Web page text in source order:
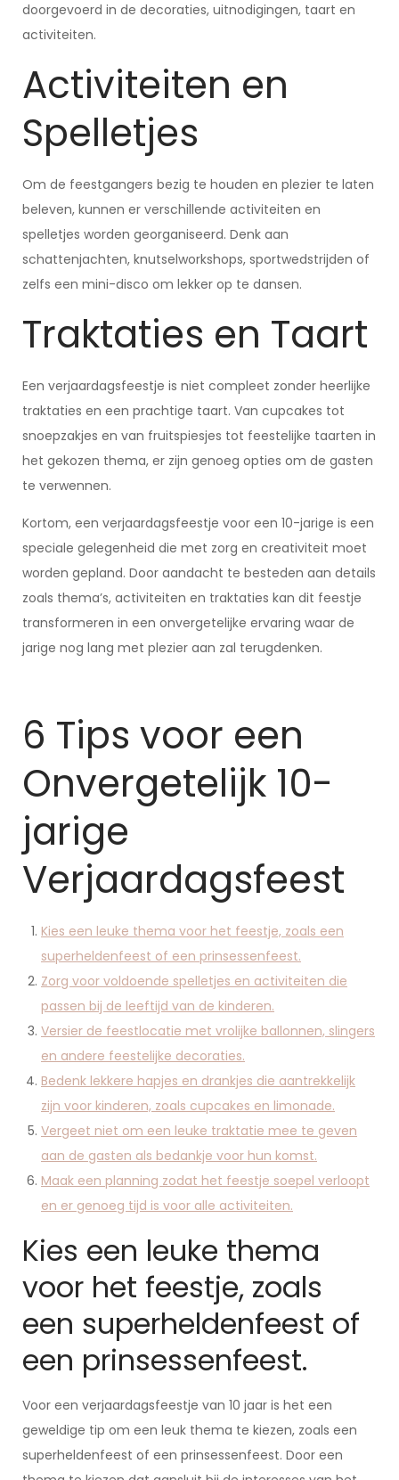
doorgevoerd in de decoraties, uitnodigingen, taart en
activiteiten.
Activiteiten en
Spelletjes
Om de feestgangers bezig te houden en plezier te laten
beleven, kunnen er verschillende activiteiten en
spelletjes worden georganiseerd. Denk aan
schattenjachten, knutselworkshops, sportwedstrijden of
zelfs een mini-disco om lekker op te dansen.
Traktaties en Taart
Een verjaardagsfeestje is niet compleet zonder heerlijke
traktaties en een prachtige taart. Van cupcakes tot
snoepzakjes en van fruitspiesjes tot feestelijke taarten in
het gekozen thema, er zijn genoeg opties om de gasten
te verwennen.
Kortom, een verjaardagsfeestje voor een 10-jarige is een
speciale gelegenheid die met zorg en creativiteit moet
worden gepland. Door aandacht te besteden aan details
zoals thema’s, activiteiten en traktaties kan dit feestje
transformeren in een onvergetelijke ervaring waar de
jarige nog lang met plezier aan zal terugdenken.
6 Tips voor een
Onvergetelijk 10-
jarige
Verjaardagsfeest
Kies een leuke thema voor het feestje, zoals een
superheldenfeest of een prinsessenfeest.
Zorg voor voldoende spelletjes en activiteiten die
passen bij de leeftijd van de kinderen.
Versier de feestlocatie met vrolijke ballonnen, slingers
en andere feestelijke decoraties.
Bedenk lekkere hapjes en drankjes die aantrekkelijk
zijn voor kinderen, zoals cupcakes en limonade.
Vergeet niet om een leuke traktatie mee te geven
aan de gasten als bedankje voor hun komst.
Maak een planning zodat het feestje soepel verloopt
en er genoeg tijd is voor alle activiteiten.
Kies een leuke thema
voor het feestje, zoals
een superheldenfeest of
een prinsessenfeest.
Voor een verjaardagsfeestje van 10 jaar is het een
geweldige tip om een leuk thema te kiezen, zoals een
superheldenfeest of een prinsessenfeest. Door een